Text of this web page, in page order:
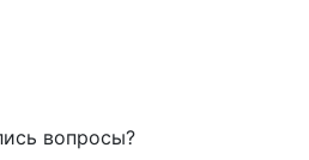
вопросы?